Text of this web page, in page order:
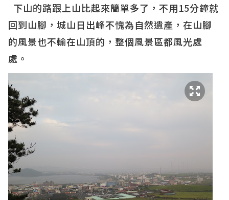
下山的路跟上山比起來簡單多了，不用15分鐘就
回到山腳，城山日出峰不愧為自然遺產，在山腳
的風景也不輸在山頂的，整個風景區都風光處
處。